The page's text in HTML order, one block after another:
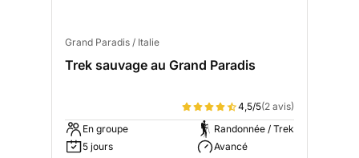
Grand Paradis / Italie
Trek sauvage au Grand Paradis
4,5/5(2 avis)
En groupe
5 jours
Randonnée / Trek
Avancé